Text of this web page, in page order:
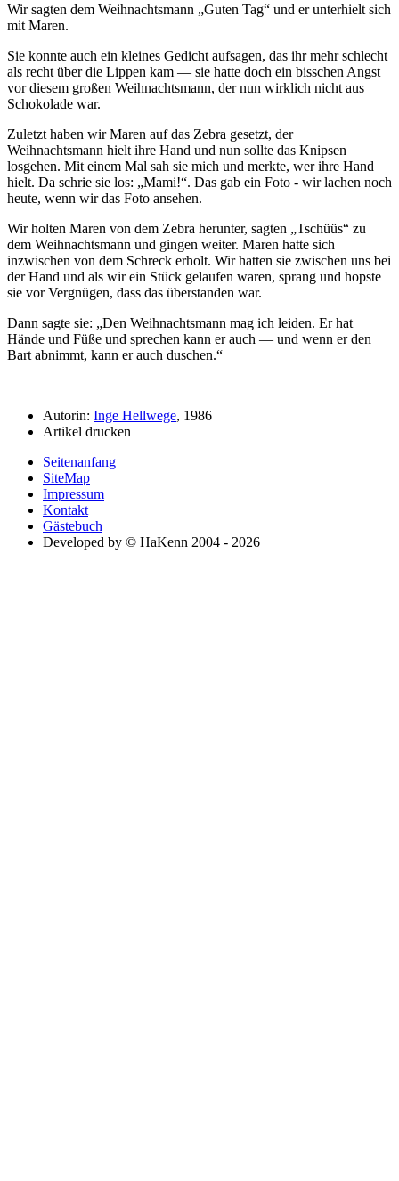
Wir sagten dem Weihnachtsmann
Guten Tag
und er unterhielt sich
mit Maren.
Sie konnte auch ein kleines Gedicht aufsagen, das ihr mehr schlecht
als recht über die Lippen kam — sie hatte doch ein bisschen Angst
vor diesem großen Weihnachtsmann, der nun wirklich nicht aus
Schokolade war.
Zuletzt haben wir Maren auf das Zebra gesetzt, der
Weihnachtsmann hielt ihre Hand und nun sollte das Knipsen
losgehen. Mit einem Mal sah sie mich und merkte, wer ihre Hand
hielt. Da schrie sie los:
Mami! . Das gab ein Foto - wir lachen noch
heute, wenn wir das Foto ansehen.
Wir holten Maren von dem Zebra herunter, sagten
Tschüüs
zu
dem Weihnachtsmann und gingen weiter. Maren hatte sich
inzwischen von dem Schreck erholt. Wir hatten sie zwischen uns bei
der Hand und als wir ein Stück gelaufen waren, sprang und hopste
sie vor Vergnügen, dass das überstanden war.
Dann sagte sie:
Den Weihnachtsmann mag ich leiden. Er hat
Hände und Füße und sprechen kann er auch — und wenn er den
Bart abnimmt, kann er auch duschen.
Autorin: Inge Hellwege, 1986
Artikel drucken
Seitenanfang
SiteMap
Impressum
Kontakt
Gästebuch
Developed by © HaKenn 2004 - 2026